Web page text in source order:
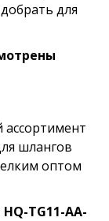
для
шлангов
оптом
TG11-AA-